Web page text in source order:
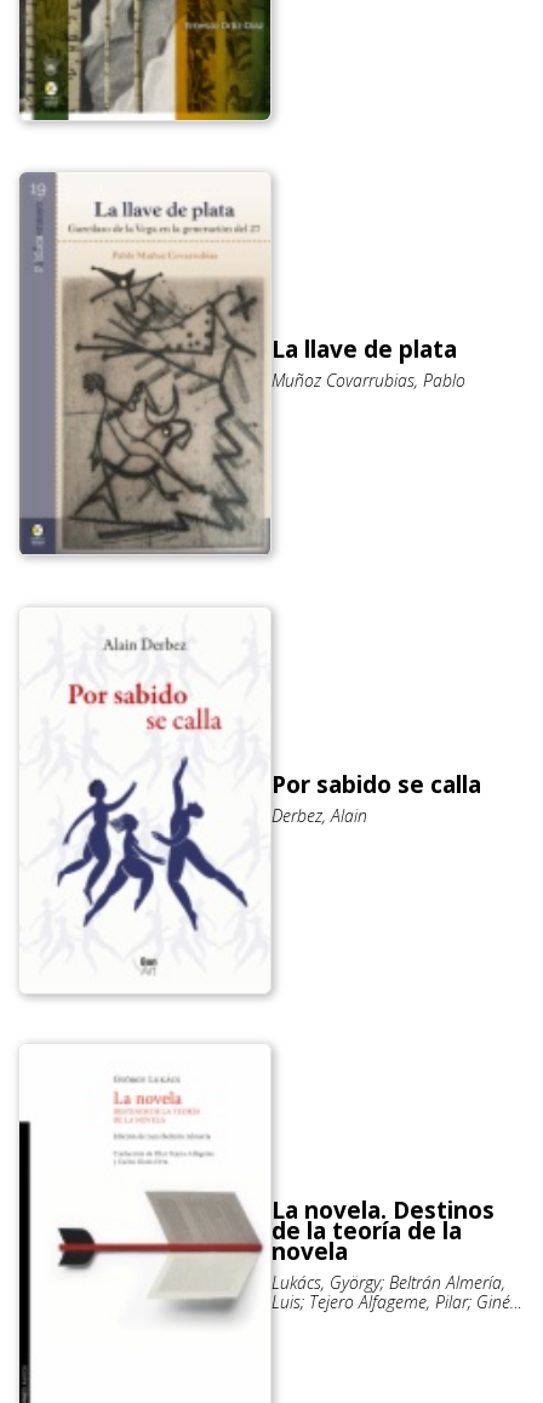
La llave de plata
Muñoz Covarrubias, Pablo
Por sabido se calla
Derbez, Alain
La novela. Destinos
de la teoría de la
novela
Lukács, György; Beltrán Almería,
Luis; Tejero Alfageme, Pilar; Ginés